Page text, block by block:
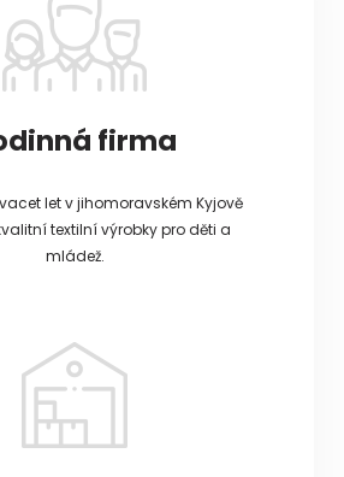
firma
let v jihomoravském Kyjově
textilní výrobky pro děti a
mládež.